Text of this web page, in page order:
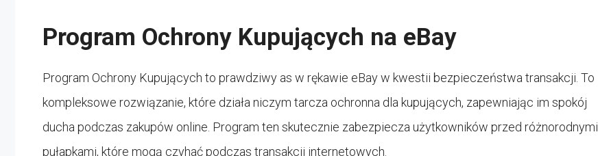
Program Ochrony Kupujących na eBay
Program Ochrony Kupujących to prawdziwy as w rękawie eBay w kwestii bezpieczeństwa transakcji. To
kompleksowe rozwiązanie, które działa niczym tarcza ochronna dla kupujących, zapewniając im spokój
ducha podczas zakupów online. Program ten skutecznie zabezpiecza użytkowników przed różnorodnymi
pułapkami, które mogą czyhać podczas transakcji internetowych.